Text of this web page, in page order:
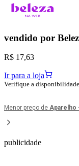
vendido por
R$ 17,63
Ir para a loja
Verifique a
Menor preço de Aparelho
publicidade